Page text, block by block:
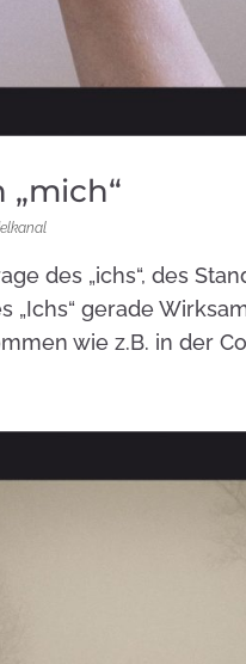
des „ichs“, des
gerade
wie z.B. in der